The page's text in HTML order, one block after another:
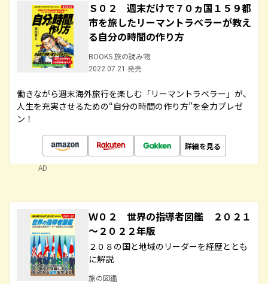
Ｓ０２ 週末だけで７０ヵ国１５９都
市を旅したリーマントラベラーが教え
る自分の時間の作り方
BOOKS 旅の読み物
2022.07.21 発売
働きながら週末海外旅行を楽しむ「リーマントラベラー」が、
人生を充実させるための“自分の時間の作り方”を全力プレゼ
ン！
詳細を見る
AD
Ｗ０２ 世界の指導者図鑑 ２０２１
～２０２２年版
２０８の国と地域のリーダーを経歴ととも
に解説
旅の図鑑